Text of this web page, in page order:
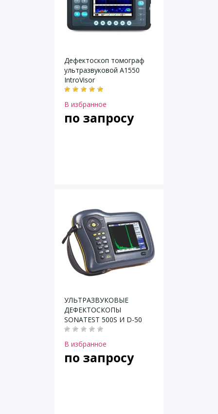
Дефектоскоп томограф
ультразвуковой А1550
IntroVisor
В избранное
по запросу
УЛЬТРАЗВУКОВЫЕ
ДЕФЕКТОСКОПЫ
SONATEST 500S И D-50
В избранное
по запросу